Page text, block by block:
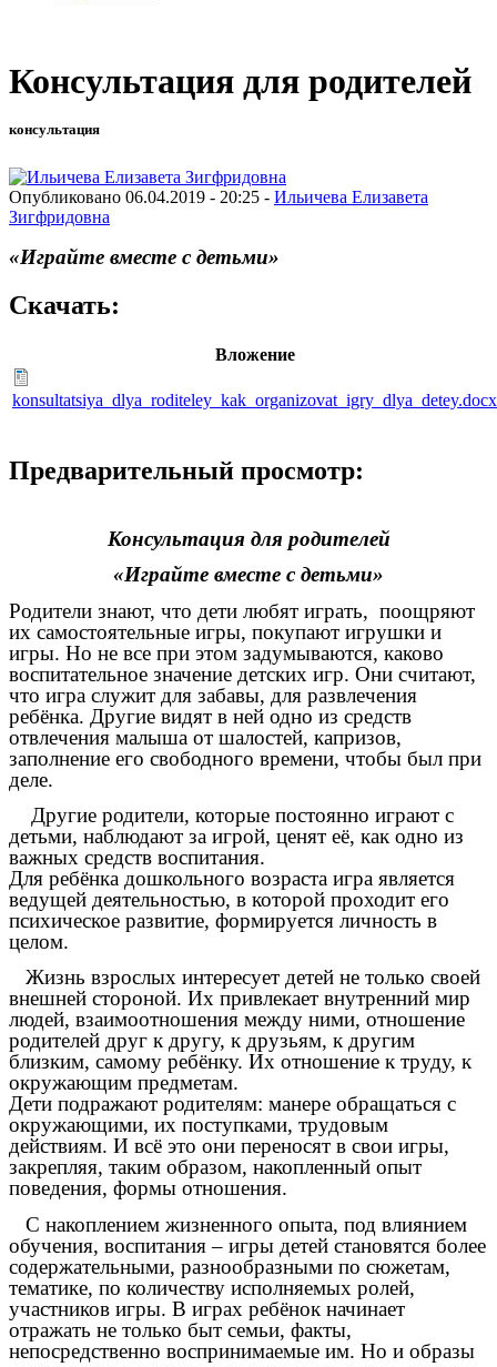
Консультация для родителей
консультация
Опубликовано 06.04.2019 - 20:25 - Ильичева Елизавета
Зигфридовна
«Играйте вместе с детьми»
Скачать:
Вложение
konsultatsiya_dlya_roditeley_kak_organizovat_igry_dlya_detey.docx
Предварительный просмотр:
Консультация для родителей
«Играйте вместе с детьми»
Родители знают, что дети любят играть, поощряют
их самостоятельные игры, покупают игрушки и
игры. Но не все при этом задумываются, каково
воспитательное значение детских игр. Они считают,
что игра служит для забавы, для развлечения
ребёнка. Другие видят в ней одно из средств
отвлечения малыша от шалостей, капризов,
заполнение его свободного времени, чтобы был при
деле.
Другие родители, которые постоянно играют с
детьми, наблюдают за игрой, ценят её, как одно из
важных средств воспитания.
Для ребёнка дошкольного возраста игра является
ведущей деятельностью, в которой проходит его
психическое развитие, формируется личность в
целом.
Жизнь взрослых интересует детей не только своей
внешней стороной. Их привлекает внутренний мир
людей, взаимоотношения между ними, отношение
родителей друг к другу, к друзьям, к другим
близким, самому ребёнку. Их отношение к труду, к
окружающим предметам.
Дети подражают родителям: манере обращаться с
окружающими, их поступками, трудовым
действиям. И всё это они переносят в свои игры,
закрепляя, таким образом, накопленный опыт
поведения, формы отношения.
С накоплением жизненного опыта, под влиянием
обучения, воспитания – игры детей становятся более
содержательными, разнообразными по сюжетам,
тематике, по количеству исполняемых ролей,
участников игры. В играх ребёнок начинает
отражать не только быт семьи, факты,
непосредственно воспринимаемые им. Но и образы